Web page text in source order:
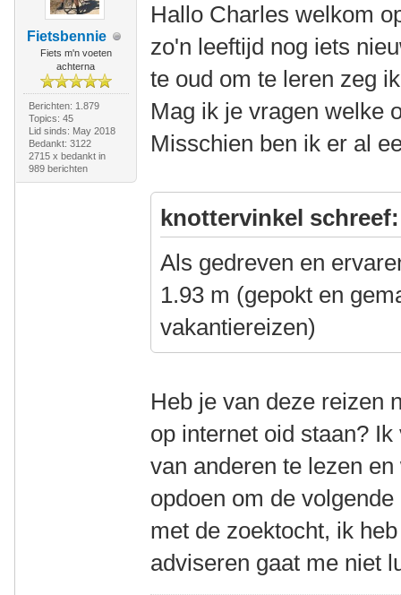
Fietsbennie
Fiets m'n voeten
achterna
Berichten: 1.879
Topics: 45
Lid sinds: May 2018
Bedankt: 3122
2715 x bedankt in
989 berichten
Hallo Charles welkom
zo'n leeftijd nog iets
te oud om te leren zeg
Mag ik je vragen welke
Misschien ben ik er al
knottervinkel schreef:
Als gedreven en
1.93 m (gepokt en
vakantiereizen)
Heb je van deze reizen
op internet oid staan?
van anderen te lezen
opdoen om de
met de zoektocht, ik
adviseren gaat me niet